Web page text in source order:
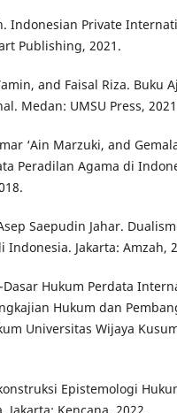
Indonesian Private
Publishing, 2021.
and Faisal Riza. Buku
Medan: UMSU Press,
‘Ain Marzuki, and
Peradilan Agama di
Saepudin Jahar.
Indonesia. Jakarta: Amzah,
Hukum Perdata
Hukum dan
Universitas Wijaya
Epistemologi